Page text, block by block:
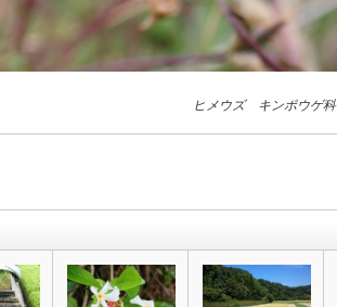
ヒメウズ キンポウゲ科